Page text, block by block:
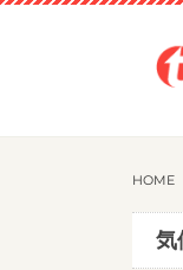
HOME
気